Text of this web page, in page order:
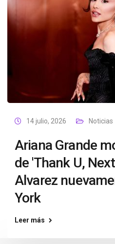
14 julio, 2026 Noticias
Ariana Grande
de 'Thank U,
Alvarez
York
Leer más